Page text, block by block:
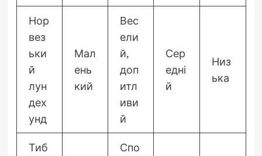
Нор
вез
ьки
й
лун
дех
унд
Мал
ень
кий
Вес
ели
й,
доп
итл
иви
й
Сер
едні
й
Низ
ька
Тиб
Спо